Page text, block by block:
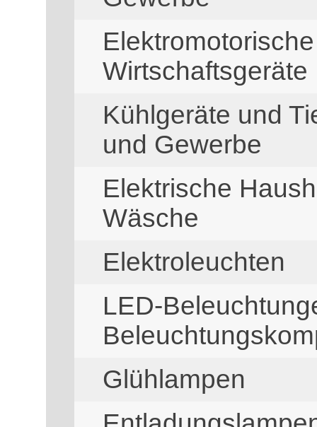
Wirtschaftsgeräte
Kühlgeräte und
und Gewerbe
Elektrische
Wäsche
Elektroleuchten
LED-
Glühlampen